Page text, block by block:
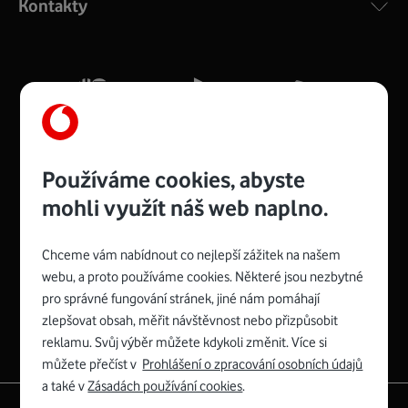
silný signál pro celou domácnost. Kompaktní rozměry 21
Více o COMPAL CH7465VF
Zyxel VMG8623-T50B:
Rozměry modemu jsou 16 x 22 x 7,5 cm (včetně stojánku)
a nabízí 4 gigabitové LAN porty a bezdrátové připojení Wi-
Fi ve verzích 802.11 b/g/n/ac pro frekvenci 2,4 GHz a
Spojte se s Vodafonem
Kontakty
Používáme cookies, abyste
mohli využít náš web naplno.
Chceme vám nabídnout co nejlepší zážitek na našem
webu, a proto používáme cookies. Některé jsou nezbytné
pro správné fungování stránek, jiné nám pomáhají
zlepšovat obsah, měřit návštěvnost nebo přizpůsobit
reklamu. Svůj výběr můžete kdykoli změnit. Více si
můžete přečíst v Prohlášení o zpracování osobních údajů
a také vZásadách používání cookies.